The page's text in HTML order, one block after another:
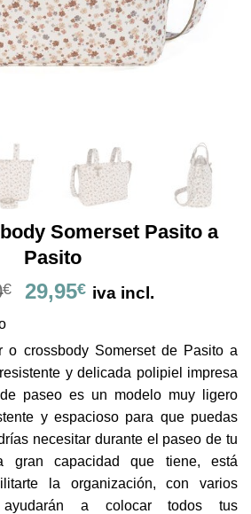
Somerset Pasito a
Pasito
€
El
era:
59,90€.
29,95€El
es:
29,95€.
iva incl.
o crossbody Somerset de Pasito a
y delicada polipiel impresa
paseo es un modelo muy ligero
y espacioso para que puedas
necesitar durante el paseo de tu
gran capacidad que tiene, está
la organización, con varios
a colocar todos tus